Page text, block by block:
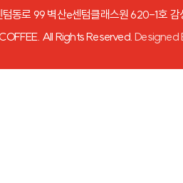
동로 99 벽산e센텀클래스원 620-1호 감
All Rights Reserved.Designed